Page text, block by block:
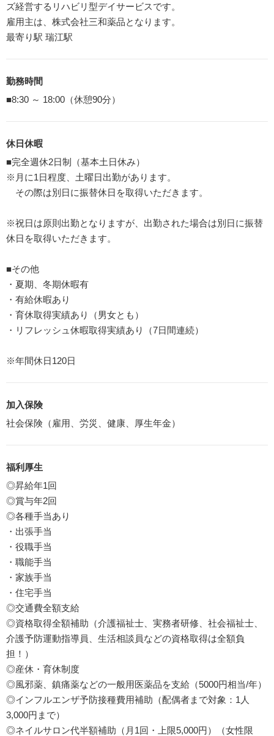
ズ経営するリハビリ型デイサービスです。
雇用主は、株式会社三和薬品となります。
最寄り駅 瑞江駅
勤務時間
■8:30 ～ 18:00（休憩90分）
休日休暇
■完全週休2日制（基本土日休み）
※月に1日程度、土曜日出勤があります。
その際は別日に振替休日を取得いただきます。
※祝日は原則出勤となりますが、出勤された場合は別日に振替
休日を取得いただきます。
■その他
・夏期、冬期休暇有
・有給休暇あり
・育休取得実績あり（男女とも）
・リフレッシュ休暇取得実績あり（7日間連続）
※年間休日120日
加入保険
社会保険（雇用、労災、健康、厚生年金）
福利厚生
◎昇給年1回
◎賞与年2回
◎各種手当あり
・出張手当
・役職手当
・職能手当
・家族手当
・住宅手当
◎交通費全額支給
◎資格取得全額補助（介護福祉士、実務者研修、社会福祉士、
介護予防運動指導員、生活相談員などの資格取得は全額負
担！）
◎産休・育休制度
◎風邪薬、鎮痛薬などの一般用医薬品を支給（5000円相当/年）
◎インフルエンザ予防接種費用補助（配偶者まで対象：1人
3,000円まで）
◎ネイルサロン代半額補助（月1回・上限5,000円）（女性限